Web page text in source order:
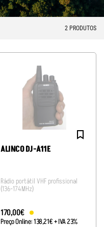
2 PRODUTOS
ALINCO DJ-A11E
Rádio portátil VHF profissional
(136-174MHz)
170,00€
Preço Online:138,21€+ IVA 23%